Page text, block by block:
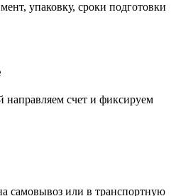
упаковку, сроки подготовки
направляем счет и фиксируем
самовывоз или в транспортную